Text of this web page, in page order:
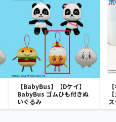
【BabyBus】【Dケイ】
BabyBus ゴムひも付きぬ
いぐるみ
ほ